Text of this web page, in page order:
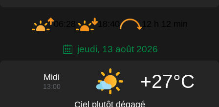
06:28 18:40 12 h 12 min
jeudi, 13 août 2026
Midi
13:00 +27°C
Ciel plutôt dégagé